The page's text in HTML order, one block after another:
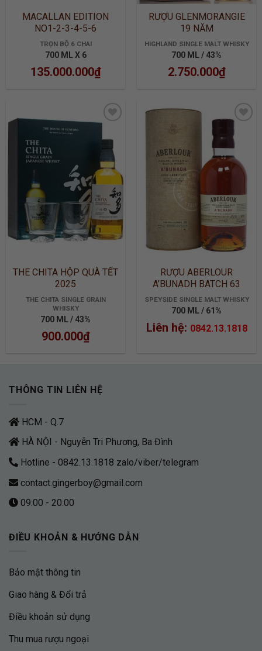
MACALLAN EDITION
NO1-2-3-4-5-6
TRỌN BỘ 6 CHAI
700 ML X 6
135.000.000₫
RƯỢU GLENMORANGIE
19 NĂM
HIGHLAND SINGLE MALT WHISKY
700 ML / 43%
2.750.000₫
WISHLIST
THE CHITA HỘP QUÀ TẾT
2025
THE CHITA SINGLE GRAIN
WHISKY
700 ML / 43%
900.000₫
ADD TO
WISHLIST
RƯỢU ABERLOUR
A’BUNADH BATCH 63
SPEYSIDE SINGLE MALT WHISKY
700 ML / 61%
Liên hệ: 0842.13.1818
THÔNG TIN LIÊN HỆ
HCM - Q.7
HÀ NỘI - Nguyễn Tri Phương, Ba Đình
Hotline - 0842.13.1818 zalo/viber/telegram
contact.gingerboy@gmail.com
09:00 - 20:00
ĐIỀU KHOẢN & HƯỚNG DẪN
Bảo mật thông tin
Giao hàng & Đổi trả
Điều khoản sử dụng
Thu mua rượu ngoại